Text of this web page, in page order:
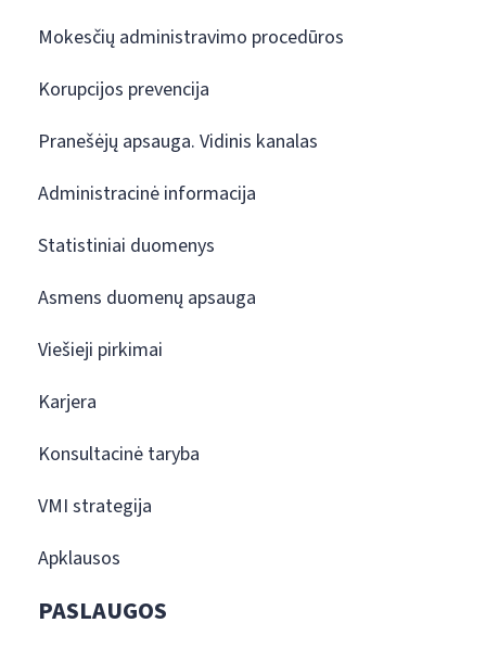
Mokesčių administravimo procedūros
Korupcijos prevencija
Pranešėjų apsauga. Vidinis kanalas
Administracinė informacija
Statistiniai duomenys
Asmens duomenų apsauga
Viešieji pirkimai
Karjera
Konsultacinė taryba
VMI strategija
Apklausos
PASLAUGOS